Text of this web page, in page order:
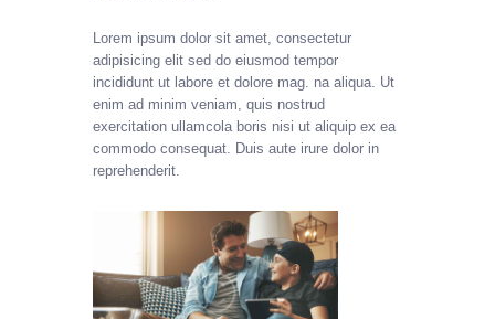
Lorem ipsum dolor sit amet, consectetur
adipisicing elit sed do eiusmod tempor
incididunt ut labore et dolore mag. na aliqua. Ut
enim ad minim veniam, quis nostrud
exercitation ullamcola boris nisi ut aliquip ex ea
commodo consequat. Duis aute irure dolor in
reprehenderit.